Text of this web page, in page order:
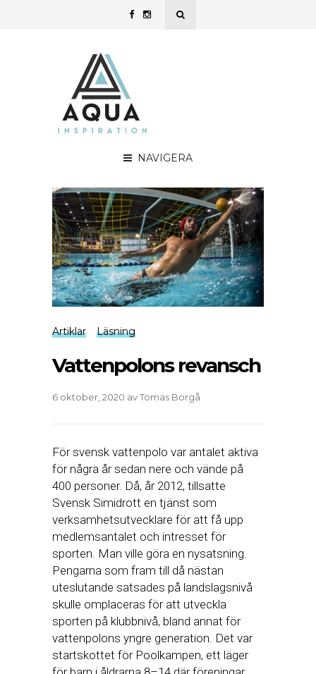
NAVIGERA
Artiklar Läsning
Vattenpolons revansch
6 oktober, 2020 avTomas Borgå
För svensk vattenpolo var antalet aktiva
för några år sedan nere och vände på
400 personer. Då, år 2012, tillsatte
Svensk Simidrott en tjänst som
verksamhetsutvecklare för att få upp
medlemsantalet och intresset för
sporten. Man ville göra en nysatsning.
Pengarna som fram till då nästan
uteslutande satsades på landslagsnivå
skulle omplaceras för att utveckla
sporten på klubbnivå, bland annat för
vattenpolons yngre generation. Det var
startskottet för Poolkampen, ett läger